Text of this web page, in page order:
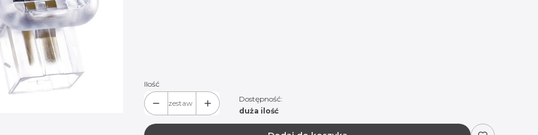
Ilość
zestaw
Dostępność:
duża ilość